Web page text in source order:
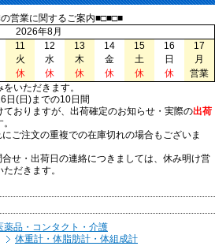
営業に関するご案内■□■□■
2026年8月
11 12 13 14 15 16
17
火 水 木 金 土 日
月
休 休 休 休 休 休
営業
いただきます。
日(日)までの10日間
ておりますが、出荷確定のお知らせ・実際の出荷
ご注文の重複での在庫切れの場合もございま
せ・出荷日の連絡につきましては、休み明け営
だきます。
薬品・コンタクト・介護
体重計・体脂肪計・体組成計